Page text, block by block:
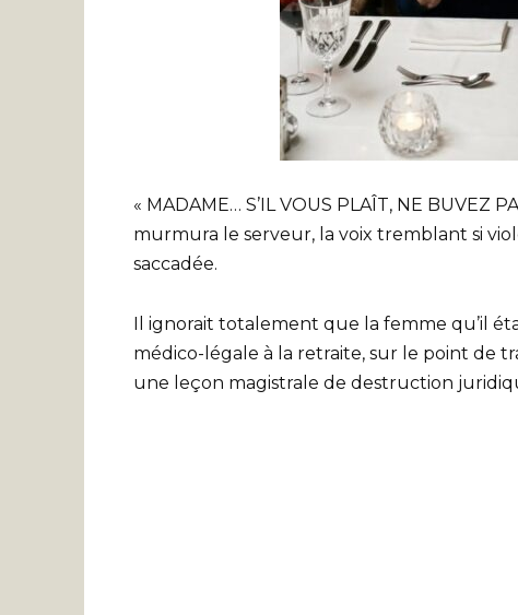
« MADAME… S’IL VOUS PLAÎT, NE BUVEZ
murmura le serveur, la voix tremblant si
saccadée.
Il ignorait totalement que la femme qu’il
médico-légale à la retraite, sur le point de
une leçon magistrale de destruction